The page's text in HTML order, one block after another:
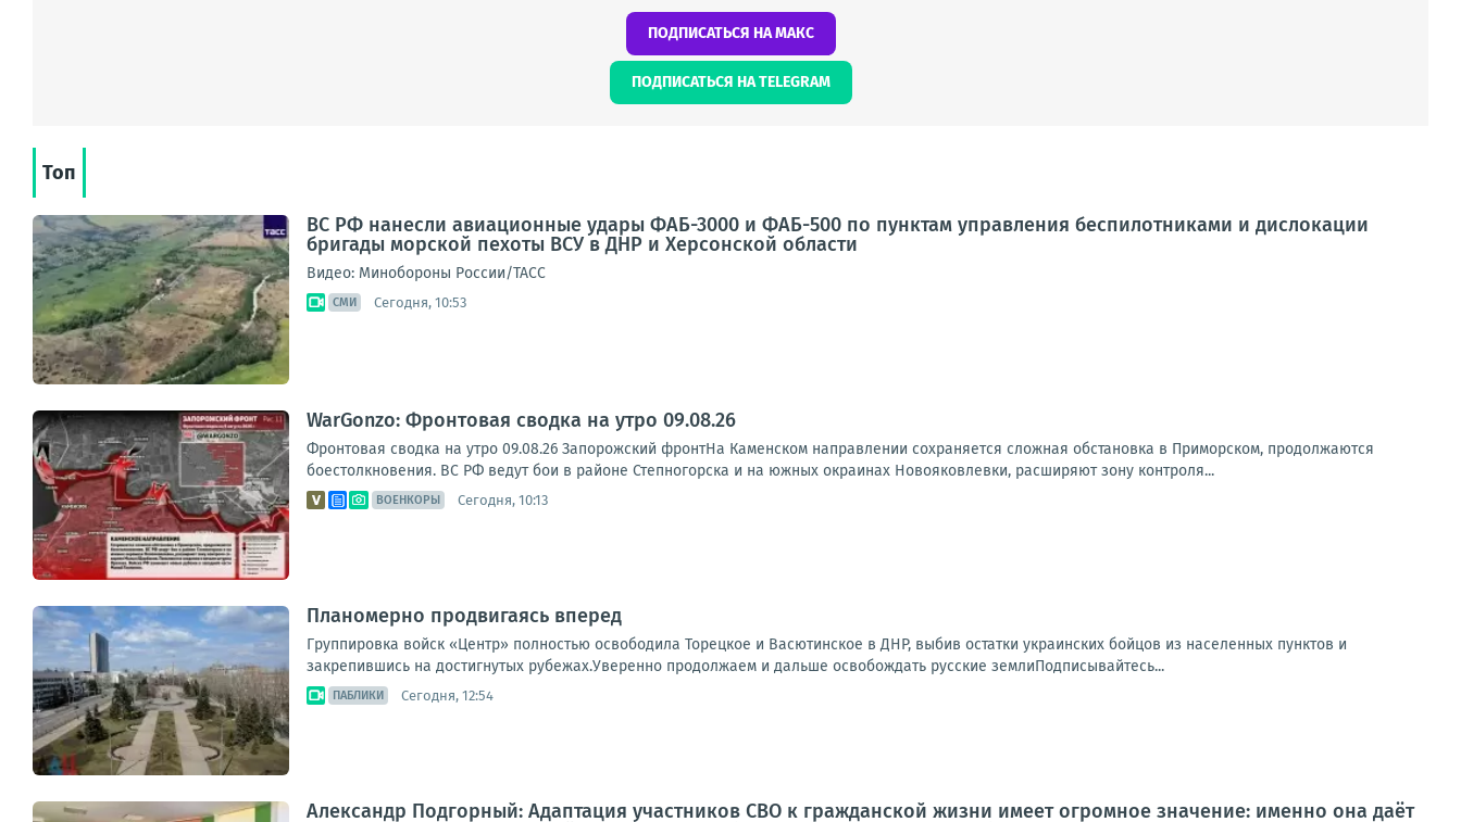
ПОДПИСАТЬСЯ НА МАКС
ПОДПИСАТЬСЯ НА TELEGRAM
Топ
ВС РФ нанесли авиационные удары ФАБ-3000 и ФАБ-500 по пунктам управления беспилотниками и дислокации
бригады морской пехоты ВСУ в ДНР и Херсонской области
Видео: Минобороны России/ТАСС
СМИ Сегодня, 10:53
WarGonzo: Фронтовая сводка на утро 09.08.26
Фронтовая сводка на утро 09.08.26 Запорожский фронтНа Каменском направлении сохраняется сложная обстановка в Приморском, продолжаются
боестолкновения. ВС РФ ведут бои в районе Степногорска и на южных окраинах Новояковлевки, расширяют зону контроля...
ВОЕНКОРЫ Сегодня, 10:13
Планомерно продвигаясь вперед
Группировка войск «Центр» полностью освободила Торецкое и Васютинское в ДНР, выбив остатки украинских бойцов из населенных пунктов и
закрепившись на достигнутых рубежах.Уверенно продолжаем и дальше освобождать русские землиПодписывайтесь...
ПАБЛИКИ Сегодня, 12:54
Александр Подгорный: Адаптация участников СВО к гражданской жизни имеет огромное значение: именно она даёт